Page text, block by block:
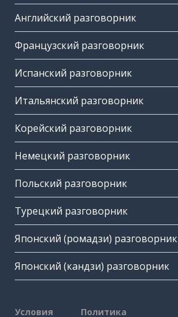
Английский разговорник
Французский разговорник
Испанский разговорник
Итальянский разговорник
Корейский разговорник
Немецкий разговорник
Польский разговорник
Турецкий разговорник
Японский (ромадзи) разговорник
Японский (кандзи) разговорник
Условия Политика